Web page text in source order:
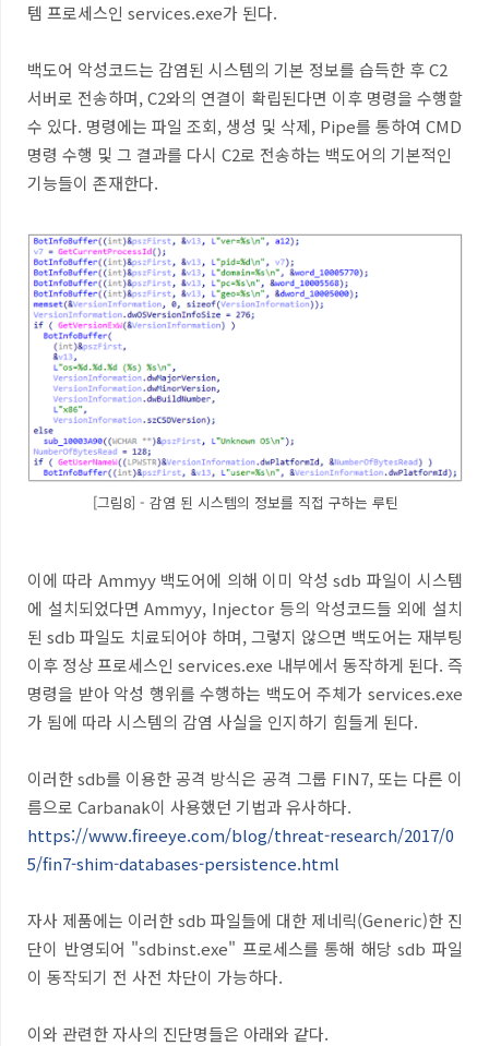
템 프로세스인 services.exe가 된다.
백도어 악성코드는 감염된 시스템의 기본 정보를 습득한 후C2
서버로 전송하며, C2와의 연결이 확립된다면 이후 명령을 수행할
수 있다. 명령에는 파일 조회,생성 및 삭제, Pipe를 통하여 CMD
명령 수행 및 그 결과를 다시 C2로 전송하는 백도어의 기본적인
기능들이 존재한다.
[그림8] - 감염 된 시스템의 정보를 직접 구하는 루틴
이에 따라 Ammyy 백도어에 의해 이미 악성sdb 파일이 시스템
에 설치되었다면 Ammyy, Injector 등의 악성코드들 외에 설치
된sdb파일도 치료되어야 하며,그렇지 않으면 백도어는 재부팅
이후 정상 프로세스인 services.exe 내부에서 동작하게 된다. 즉
명령을 받아 악성 행위를 수행하는 백도어 주체가 services.exe
가 됨에 따라 시스템의 감염 사실을 인지하기 힘들게 된다.
이러한sdb를 이용한 공격 방식은 공격 그룹 FIN7,또는 다른 이
름으로 Carbanak이 사용했던 기법과 유사하다.
https://www.fireeye.com/blog/threat-research/2017/0
5/fin7-shim-databases-persistence.html
자사 제품에는 이러한sdb 파일들에 대한 제네릭(Generic)한 진
단이 반영되어 "sdbinst.exe" 프로세스를 통해 해당sdb파일
이 동작되기 전 사전 차단이 가능하다.
이와 관련한 자사의 진단명들은 아래와 같다.